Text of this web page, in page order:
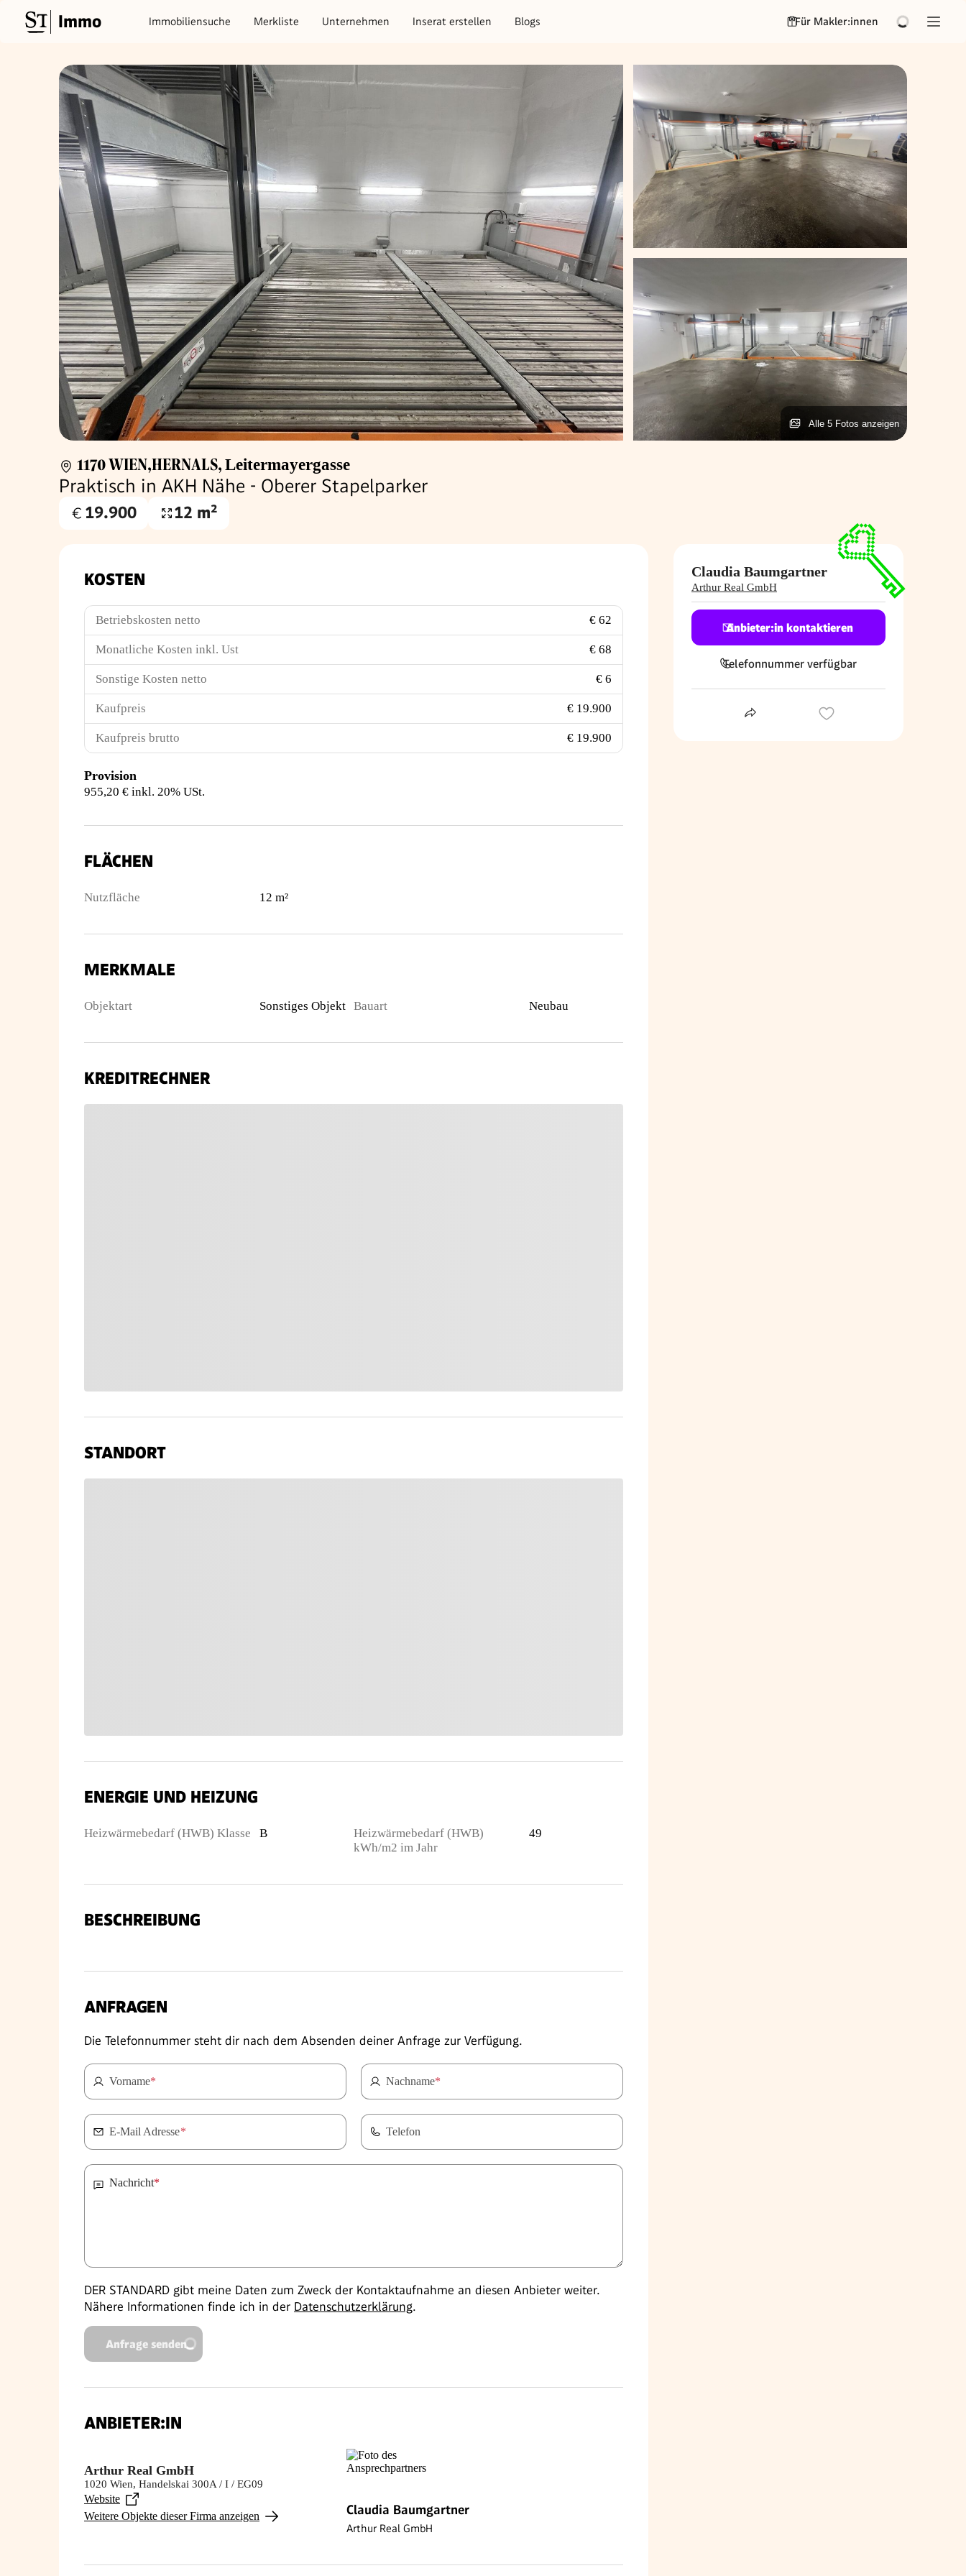
Immo Immobiliensuche Merkliste Unternehmen Inserat erstellen Blogs Für Makler:innen
Alle 5 Fotos anzeigen
1170 WIEN,HERNALS, Leitermayergasse
Praktisch in AKH Nähe - Oberer Stapelparker
Kaufpreis
19.900
Nutzfläche
12 m²
KOSTEN
Betriebskosten netto € 62
Monatliche Kosten inkl. Ust € 68
Sonstige Kosten netto € 6
Kaufpreis € 19.900
Kaufpreis brutto € 19.900
Provision
955,20 € inkl. 20% USt.
FLÄCHEN
Nutzfläche 12 m²
MERKMALE
Objektart Sonstiges Objekt Bauart Neubau
KREDITRECHNER
STANDORT
ENERGIE UND HEIZUNG
Heizwärmebedarf (HWB) Klasse B
Heizwärmebedarf (HWB)
kWh/m2 im Jahr
49
BESCHREIBUNG
ANFRAGEN
Die Telefonnummer steht dir nach dem Absenden deiner Anfrage zur Verfügung.
Vorname* Nachname*
E-Mail Adresse* Telefon
Nachricht*
DER STANDARD gibt meine Daten zum Zweck der Kontaktaufnahme an diesen Anbieter weiter.
Nähere Informationen finde ich in der Datenschutzerklärung.
Anfrage senden
ANBIETER:IN
Arthur Real GmbH
1020 Wien, Handelskai 300A / I / EG09
Website
Weitere Objekte dieser Firma anzeigen
Claudia Baumgartner
Arthur Real GmbH
Claudia Baumgartner
Arthur Real GmbH
Anbieter:in kontaktieren
Telefonnummer verfügbar